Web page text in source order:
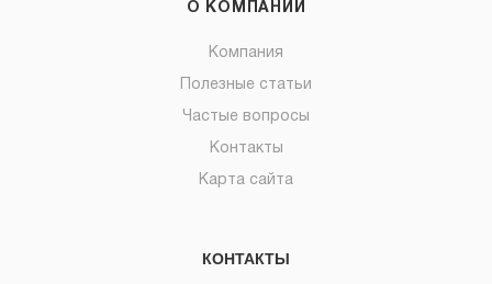
О КОМПАНИИ
Компания
Полезные статьи
Частые вопросы
Контакты
Карта сайта
КОНТАКТЫ